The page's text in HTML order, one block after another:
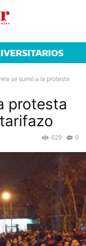
se sumó a la protesta
protesta
9
629